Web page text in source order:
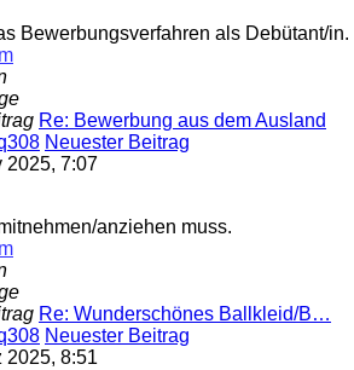
Bewerbungsverfahren als Debütant/in.
Re: Bewerbung aus dem Ausland
Neuester Beitrag
2025, 7:07
anziehen muss.
Re: Wunderschönes Ballkleid/B…
Neuester Beitrag
2025, 8:51